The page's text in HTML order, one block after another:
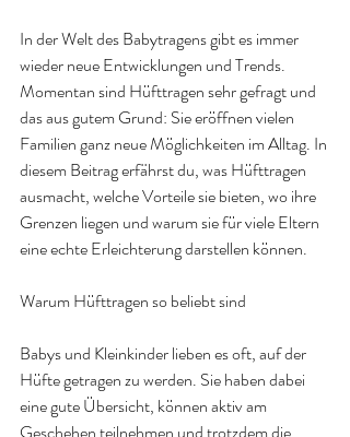
In der Welt des Babytragens gibt es immer
wieder neue Entwicklungen und Trends.
Momentan sind Hüfttragen sehr gefragt und
das aus gutem Grund: Sie eröffnen vielen
Familien ganz neue Möglichkeiten im Alltag. In
diesem Beitrag erfährst du, was Hüfttragen
ausmacht, welche Vorteile sie bieten, wo ihre
Grenzen liegen und warum sie für viele Eltern
eine echte Erleichterung darstellen können.
Warum Hüfttragen so beliebt sind
Babys und Kleinkinder lieben es oft, auf der
Hüfte getragen zu werden. Sie haben dabei
eine gute Übersicht, können aktiv am